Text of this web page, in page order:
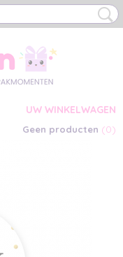
UW WINKELWAGEN
Geen producten (0)